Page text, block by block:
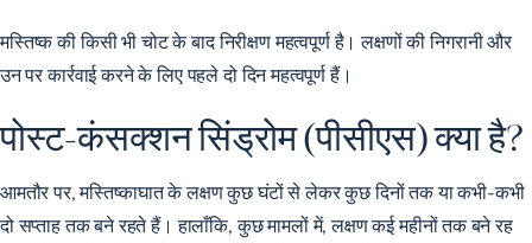
मस्तिष्क की किसी भी चोट के बाद निरीक्षण महत्वपूर्ण है। लक्षणों की निगरानी और
उन पर कार्रवाई करने के लिए पहले दो दिन महत्वपूर्ण हैं।
पोस्ट-कंसक्शन सिंड्रोम (पीसीएस) क्या है?
आमतौर पर, मस्तिष्काघात के लक्षण कुछ घंटों से लेकर कुछ दिनों तक या कभी-कभी
दो सप्ताह तक बने रहते हैं। हालाँकि, कुछ मामलों में, लक्षण कई महीनों तक बने रह